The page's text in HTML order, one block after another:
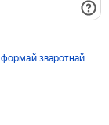
формай зваротнай